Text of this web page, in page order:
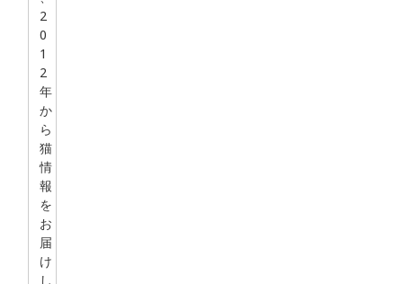
2
0
1
2
年
か
ら
猫
情
報
を
お
届
け
し